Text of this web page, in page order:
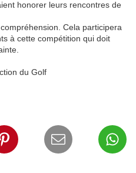
honorer leurs rencontres de
Cela participera
à cette compétition qui doit
du Golf